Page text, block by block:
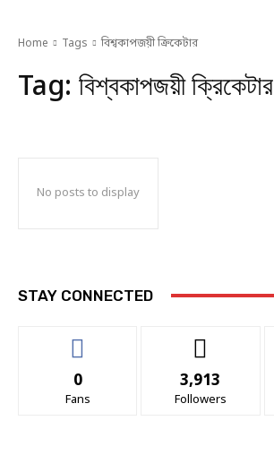
Home Tags বিশ্বকাপজয়ী ক্রিকেটার
Tag: বিশ্বকাপজয়ী ক্রিকেটার
No posts to display
STAY CONNECTED
0
Fans
3,913
Followers